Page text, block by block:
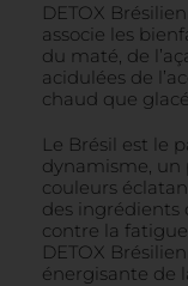
DETOX
associe les
du maté, de
acidulées de
chaud que
Le Brésil est le
dynamisme, un
couleurs
des
contre la fatigue
DETOX
énergisante de